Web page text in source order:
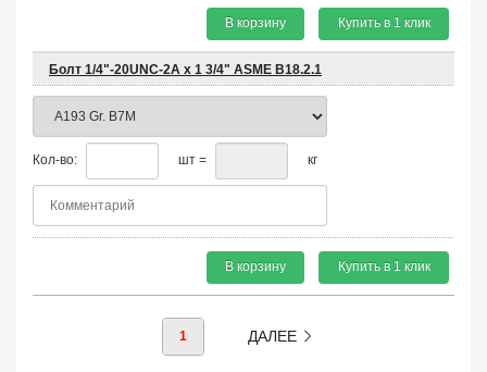
В корзину Купить в 1 клик
Болт 1/4"-20UNC-2A х 1 3/4" ASME B18.2.1
Кол-во: шт = кг
В корзину Купить в 1 клик
1 ДАЛЕЕ